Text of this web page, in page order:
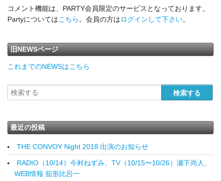
コメント機能は、PARTY会員限定のサービスとなっております。
Partyについてはこちら 。会員の方はログインして下さい。
旧NEWSページ
これまでのNEWSはこちら
最近の投稿
THE CONVOY Night 2018 出演のお知らせ
RADIO（10/14）今村ねずみ、TV（10/15〜10/26）瀬下尚人、
WEB情報 舘形比呂一